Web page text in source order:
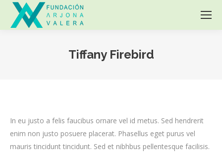
Tiffany Firebird
In eu justo a felis faucibus ornare vel id metus. Sed hendrerit
enim non justo posuere placerat. Phasellus eget purus vel
mauris tincidunt tincidunt. Sed et nibhbus pellentesque facilisis.